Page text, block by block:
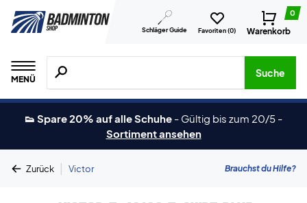
Schläger Guide Favoriten (0)
0
Warenkorb
MENÜ
Suche nach Produkten, Marken usw.
Suche
👟 Spare 20% auf alle Schuhe - Gültig bis zum 20/5 -
Sortiment ansehen
Zurück | Victor Brauchst du Hilfe?